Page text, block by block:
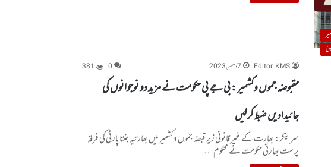
Editor KMS
7 دسمبر, 2023 0
381
مقبوضہ جموں وکشمیر : بی جے پی حکومت نے مزید دو نوجوانوں کی
جائیدادیں ضبط کر لیں
سرینگر: بھارت کے غیر قانونی زیر قبضہ جموں وکشمیر میں بھارتیہ جنتا پارٹی کی فرقہ
پرست بھارتی حکومت نے محکوم…